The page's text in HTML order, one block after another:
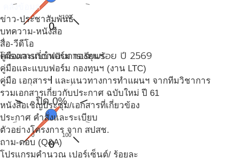
คลังข้อมูล
ข่าว-ประชาสัมพันธ์
บทความ-หนังสือ
สื่อ-วีดีโอ
คู่มือและแบบฟอร์ม กองทุนฯ
คู่มือและแบบฟอร์ม กองทุนฯ (งาน LTC)
คู่มือ เอกสารฯ และแนวทางการทำแผนฯ จากทีมวิชาการ
รวมเอกสารเกี่ยวกับประกาศ ฉบับใหม่ ปี 61
หนังสือเชิญประชุม/เอกสารที่เกี่ยวข้อง
ประกาศ คำสั่งและระเบียบ
ตัวอย่างโครงการ จาก สปสช.
ถาม-ตอบ (Q&A)
โปรแกรมคำนวณ เปอร์เซ็นต์/ ร้อยละ
0 100
0
โครงการที่ดำเนินการเรียบร้อย ปี 2569
ปิด 0%
0 100
0